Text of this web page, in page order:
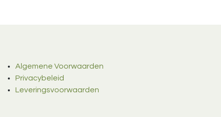
Algemene Voorwaarden
Privacybeleid
Leveringsvoorwaarden